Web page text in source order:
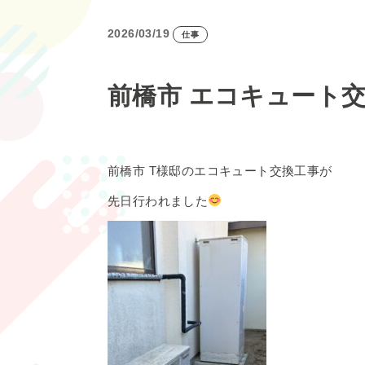
2026/03/19 仕事
前橋市 エコキュート
前橋市 T様邸のエコキュート交換工事が
先日行われました